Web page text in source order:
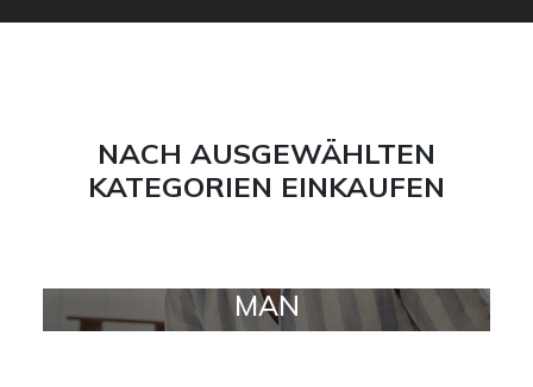
NACH AUSGEWÄHLTEN
KATEGORIEN EINKAUFEN
MAN